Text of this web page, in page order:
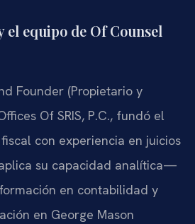
el equipo de Of Counsel
Founder (Propietario y
Of SRIS, P.C., fundó el
con experiencia en juicios
su capacidad analítica—
en contabilidad y
en George Mason